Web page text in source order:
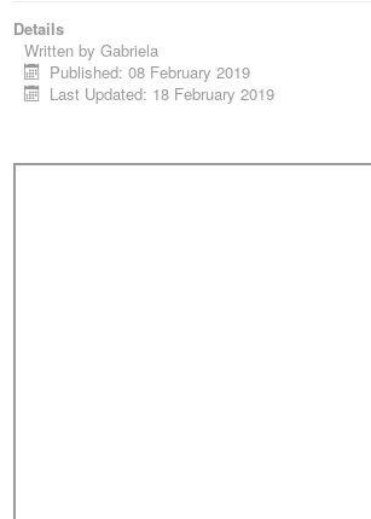
Details
Written by Gabriela
Published: 08 February 2019
Last Updated: 18 February 2019